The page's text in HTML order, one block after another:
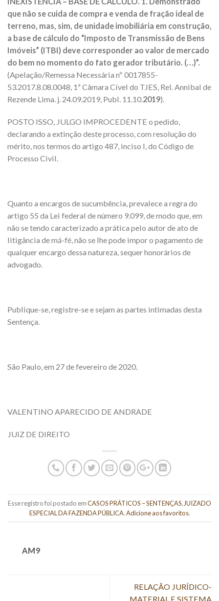
que não se cuida de compra e venda de fração ideal de
terreno, mas, sim, de unidade imobiliária em construção,
a base de cálculo do “Imposto de Transmissão de Bens
Imóveis” (ITBI) deve corresponder ao valor de mercado
do bem no momento do fato gerador tributário. (…)”.
(Apelação/Remessa Necessária nº 0017855-
53.2017.8.08.0048, 1ª Câmara Cível do TJES, Rel. Annibal de
Rezende Lima. j. 24.09.2019, Publ. 11.10.2019).
POSTO ISSO, JULGO IMPROCEDENTE o pedido,
declarando a extinção deste processo, com resolução do
mérito, nos termos do artigo 487, inciso I, do Código de
Processo Civil.
Quanto a encargos de sucumbência, prevalece a regra do
artigo 55 da Lei federal de número 9.099, de modo que, em
não se tendo caracterizado a prática pelo autor de ato de
litigância de má-fé, não se lhe pode impor o pagamento de
qualquer encargo dessa natureza, sequer honorários de
advogado.
Publique-se, registre-se e sejam as partes intimadas desta
Sentença.
São Paulo, em 27 de fevereiro de 2020.
VALENTINO APARECIDO DE ANDRADE
JUIZ DE DIREITO
Esse registro foi postado emCASOS PRÁTICOS – SENTENÇAS, JUIZADO
ESPECIAL DA FAZENDA PÚBLICA.Adicione aos favoritos.
AM9
RELAÇÃO JURÍDICO-
MATERIAL E SISTEMA